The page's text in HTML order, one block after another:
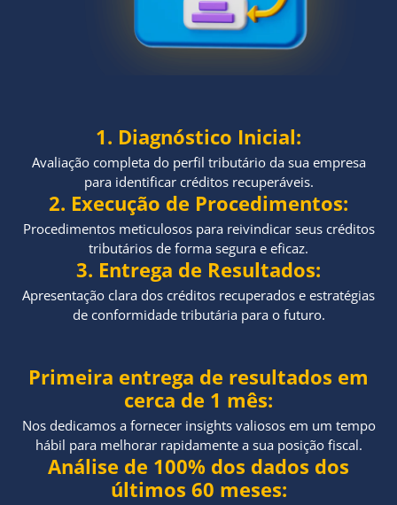
1. Diagnóstico Inicial:
Avaliação completa do perfil tributário da sua empresa
para identificar créditos recuperáveis.
2. Execução de Procedimentos:
Procedimentos meticulosos para reivindicar seus créditos
tributários de forma segura e eficaz.
3. Entrega de Resultados:
Apresentação clara dos créditos recuperados e estratégias
de conformidade tributária para o futuro.
Primeira entrega de resultados em
cerca de 1 mês:
Nos dedicamos a fornecer insights valiosos em um tempo
hábil para melhorar rapidamente a sua posição fiscal.
Análise de 100% dos dados dos
últimos 60 meses: